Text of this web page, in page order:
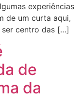
experiências
de um curta aqui,
ser centro das […]
de
da